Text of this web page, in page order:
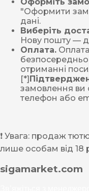
"Оформити
дані.
Виберіть
Нову пошту —
Оплата.
безпосередньо
отриманні
[*]
замовлення ви
телефон або
❗ Увага: продаж
лише особам від 18
sigamarket.com